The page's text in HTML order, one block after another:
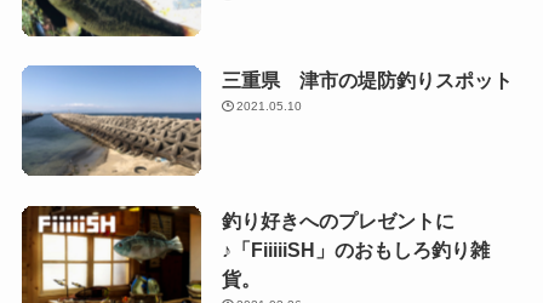
三重県 津市の堤防釣りスポット
2021.05.10
釣り好きへのプレゼントに
♪「FiiiiiSH」のおもしろ釣り雑
貨。